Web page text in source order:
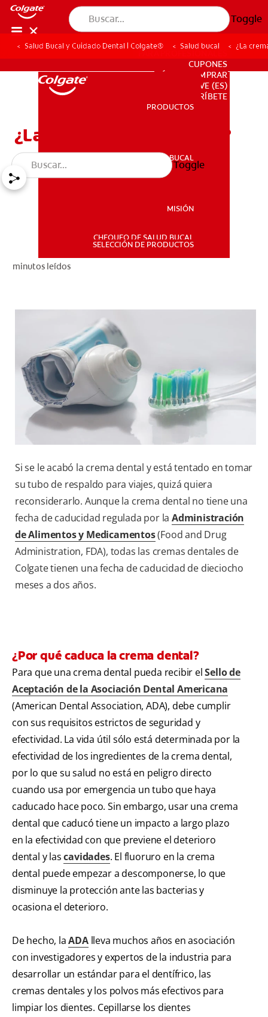
Toggle
PRODUCTOS
SALUD BUCAL
CUPONES
DÓNDE COMPRAR
PARA PROFESIONALES
CUPONES
DÓNDE COMPRAR
VE (ES)
SUSCRÍBETE
PRODUCTOS
SALUD BUCAL
MISIÓN
CHEQUEO DE SALUD BUCAL
SELECCIÓN DE PRODUCTOS
Toggle
Salud Bucal y Cuidado Dental | Colgate® Salud bucal ¿La
¿La crema dental caduca?
minutos leídos
Si se le acabó la crema dental y está tentado en tomar
su tubo de respaldo para viajes, quizá quiera
reconsiderarlo. Aunque la crema dental no tiene una
fecha de caducidad regulada por laAdministración
de Alimentos y Medicamentos(Food and Drug
Administration, FDA), todas las cremas dentales de
Colgate tienen una fecha de caducidad de dieciocho
meses a dos años.
¿Por qué caduca la crema dental?
Para que una crema dental pueda recibir elSello de
Aceptación de la Asociación Dental Americana
(American Dental Association, ADA), debe cumplir
con sus requisitos estrictos de seguridad y
efectividad. La vida útil sólo está determinada por la
efectividad de los ingredientes de la crema dental,
por lo que su salud no está en peligro directo
cuando usa por emergencia un tubo que haya
caducado hace poco. Sin embargo, usar una crema
dental que caducó tiene un impacto a largo plazo
en la efectividad con que previene el deterioro
dental y lascavidades. El fluoruro en la crema
dental puede empezar a descomponerse, lo que
disminuye la protección ante las bacterias y
ocasiona el deterioro.
De hecho, laADAlleva muchos años en asociación
con investigadores y expertos de la industria para
desarrollar un estándar para el dentífrico, las
cremas dentales y los polvos más efectivos para
limpiar los dientes. Cepillarse los dientes